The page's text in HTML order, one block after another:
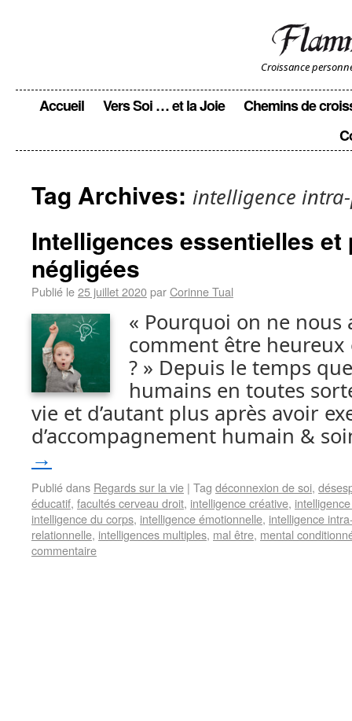
Croissance
Accueil Vers Soi … et la Joie
Chemins de
Tag Archives: intelligence
Intelligences essentielles et
négligées
Publié le25 juillet 2020parCorinne Tual
« Pourquoi on ne nous
comment être
? » Depuis le temps
humains en toutes
vie et d’autant plus après avoir
d’accompagnement humain &
→
Publié dans Regards sur la vie | Tag déconnexion de soi,
éducatif, facultés cerveau droit, intelligence créative,
intelligence du corps, intelligence émotionnelle, intelligence
relationnelle, intelligences multiples, mal être, mental
commentaire